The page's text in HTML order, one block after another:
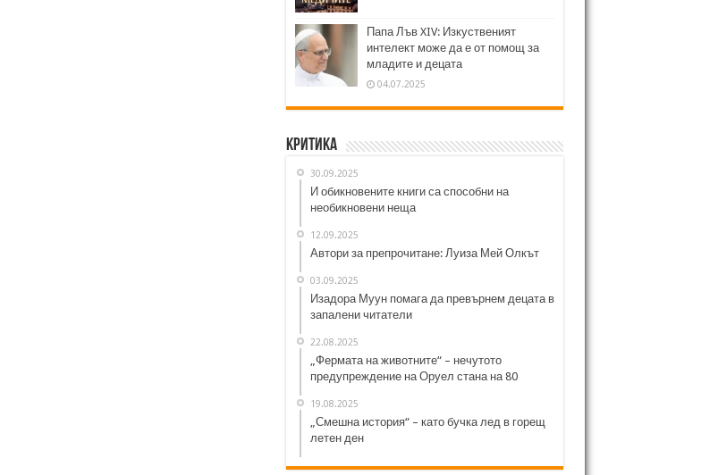
Папа Лъв XIV: Изкуственият
интелект може да е от помощ за
младите и децата
04.07.2025
Критика
30.09.2025
И обикновените книги са способни на
необикновени неща
12.09.2025
Автори за препрочитане: Луиза Мей Олкът
03.09.2025
Изадора Муун помага да превърнем децата в
запалени читатели
22.08.2025
„Фермата на животните“ – нечутото
предупреждение на Оруел стана на 80
19.08.2025
„Смешна история“ – като бучка лед в горещ
летен ден